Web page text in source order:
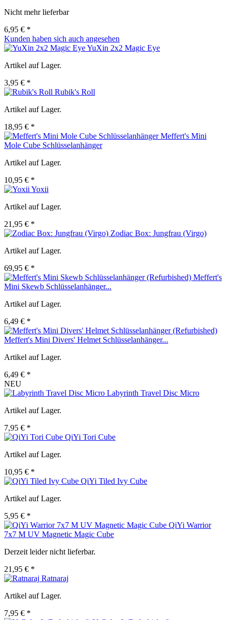
Nicht mehr lieferbar
6,95 € *
Kunden haben sich auch angesehen
YuXin 2x2 Magic Eye
Artikel auf Lager.
3,95 € *
Rubik's Roll
Artikel auf Lager.
18,95 € *
Meffert's Mini
Mole Cube Schlüsselanhänger
Artikel auf Lager.
10,95 € *
Yoxii
Artikel auf Lager.
21,95 € *
Zodiac Box: Jungfrau (Virgo)
Artikel auf Lager.
69,95 € *
Meffert's
Mini Skewb Schlüsselanhänger...
Artikel auf Lager.
6,49 € *
Meffert's Mini Divers' Helmet Schlüsselanhänger...
Artikel auf Lager.
6,49 € *
NEU
Labyrinth Travel Disc Micro
Artikel auf Lager.
7,95 € *
QiYi Tori Cube
Artikel auf Lager.
10,95 € *
QiYi Tiled Ivy Cube
Artikel auf Lager.
5,95 € *
QiYi Warrior
7x7 M UV Magnetic Magic Cube
Derzeit leider nicht lieferbar.
21,95 € *
Ratnaraj
Artikel auf Lager.
7,95 € *